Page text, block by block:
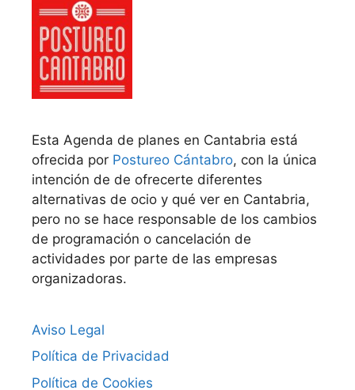
Esta Agenda de planes en Cantabria está
ofrecida por Postureo Cántabro, con la única
intención de de ofrecerte diferentes
alternativas de ocio y qué ver en Cantabria,
pero no se hace responsable de los cambios
de programación o cancelación de
actividades por parte de las empresas
organizadoras.
Aviso Legal
Política de Privacidad
Política de Cookies